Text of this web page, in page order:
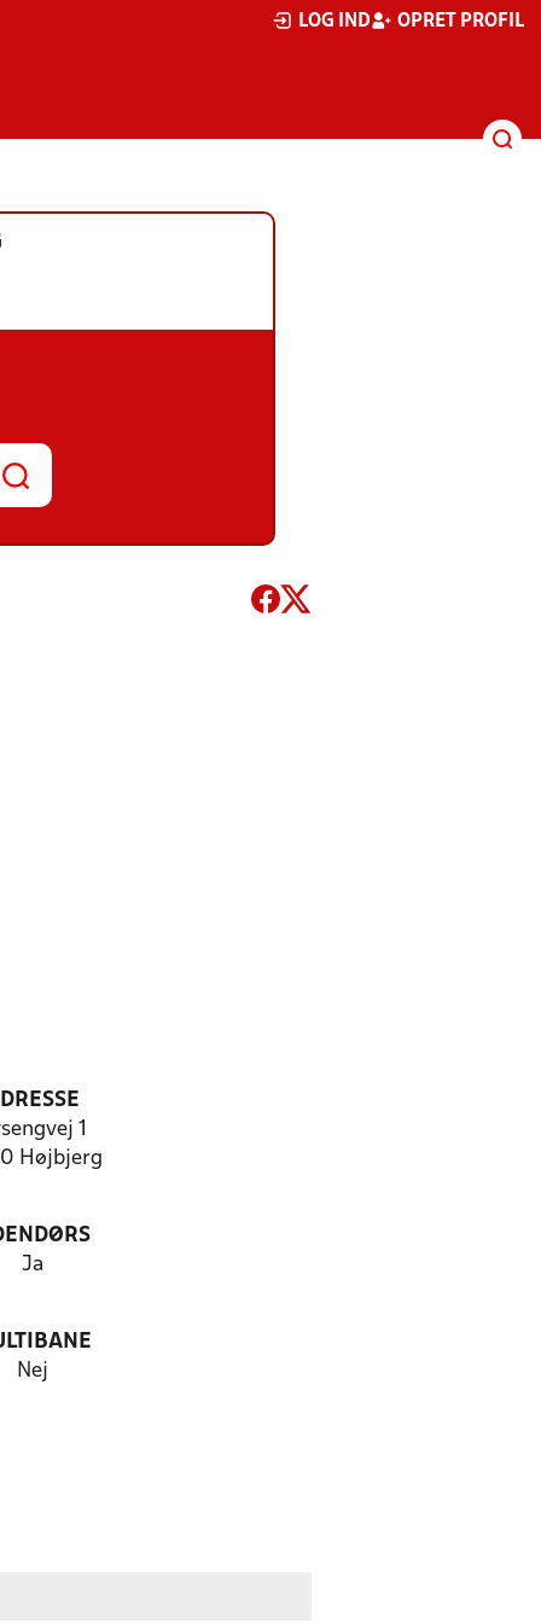
LOG IND OPRET PROFIL
1
Højbjerg
Ja
Nej